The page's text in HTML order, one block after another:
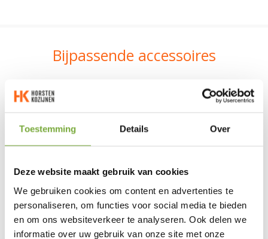
Toestemming Details Over
Deze website maakt gebruik van cookies
We gebruiken cookies om content en advertenties te
personaliseren, om functies voor social media te bieden
en om ons websiteverkeer te analyseren. Ook delen we
informatie over uw gebruik van onze site met onze
Bijpassende accessoires
Plissé hordeur